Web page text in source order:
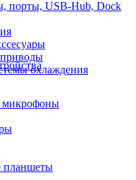
порты, USB-Hub, Dock
охлаждения
планшеты